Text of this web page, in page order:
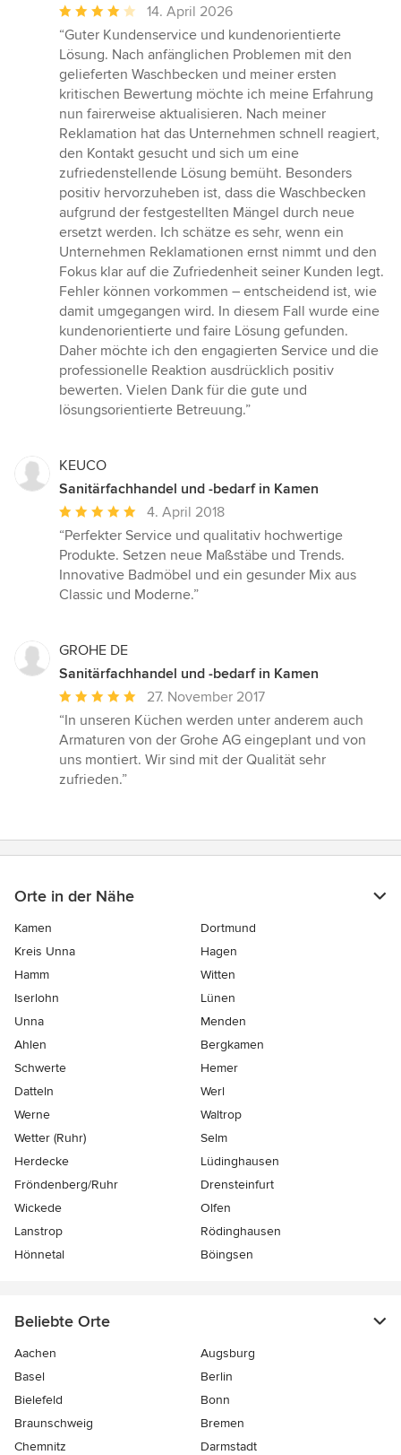
Durchschnittliche
Bewertung:
4
von
5
Sternen
14. April 2026
“Guter Kundenservice und kundenorientierte
Lösung. Nach anfänglichen Problemen mit den
gelieferten Waschbecken und meiner ersten
kritischen Bewertung möchte ich meine Erfahrung
nun fairerweise aktualisieren. Nach meiner
Reklamation hat das Unternehmen schnell reagiert,
den Kontakt gesucht und sich um eine
zufriedenstellende Lösung bemüht. Besonders
positiv hervorzuheben ist, dass die Waschbecken
aufgrund der festgestellten Mängel durch neue
ersetzt werden. Ich schätze es sehr, wenn ein
Unternehmen Reklamationen ernst nimmt und den
Fokus klar auf die Zufriedenheit seiner Kunden legt.
Fehler können vorkommen – entscheidend ist, wie
damit umgegangen wird. In diesem Fall wurde eine
kundenorientierte und faire Lösung gefunden.
Daher möchte ich den engagierten Service und die
professionelle Reaktion ausdrücklich positiv
bewerten. Vielen Dank für die gute und
lösungsorientierte Betreuung.”
KEUCO
Sanitärfachhandel und -bedarf in Kamen
Durchschnittliche
Bewertung:
5
von
5
4. April 2018
“Perfekter Service und qualitativ hochwertige
Produkte. Setzen neue Maßstäbe und Trends.
Innovative Badmöbel und ein gesunder Mix aus
Classic und Moderne.”
GROHE DE
Sanitärfachhandel und -bedarf in Kamen
Durchschnittliche
Bewertung:
5
von
5
27. November 2017
“In unseren Küchen werden unter anderem auch
Armaturen von der Grohe AG eingeplant und von
uns montiert. Wir sind mit der Qualität sehr
zufrieden.”
Orte in der Nähe
Kamen
Dortmund
Kreis Unna
Hagen
Hamm
Witten
Iserlohn
Lünen
Unna
Menden
Ahlen
Bergkamen
Schwerte
Hemer
Datteln
Werl
Werne
Waltrop
Wetter (Ruhr)
Selm
Herdecke
Lüdinghausen
Fröndenberg/Ruhr
Drensteinfurt
Wickede
Olfen
Lanstrop
Rödinghausen
Hönnetal
Böingsen
Beliebte Orte
Aachen
Augsburg
Basel
Berlin
Bielefeld
Bonn
Braunschweig
Bremen
Chemnitz
Darmstadt